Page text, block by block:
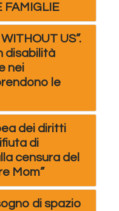
FAMIGLIE
US”.
disabilità
nei
le
dei diritti
di
censura del
Mom”
di spazio